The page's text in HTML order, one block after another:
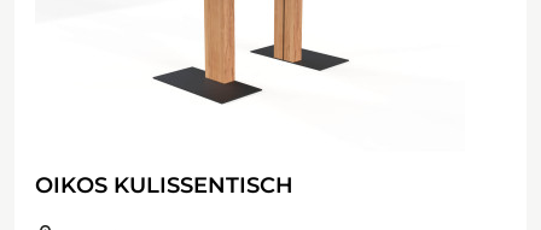
OIKOS KULISSENTISCH